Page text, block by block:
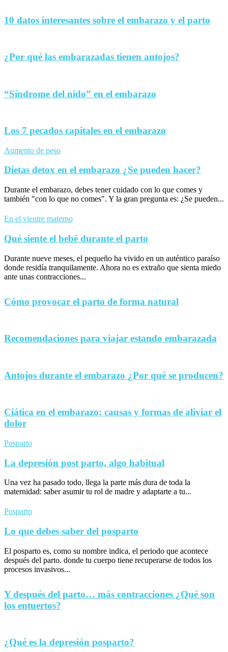
10 datos interesantes sobre el embarazo y el parto
¿Por qué las embarazadas tienen antojos?
“Síndrome del nido” en el embarazo
Los 7 pecados capitales en el embarazo
Aumento de peso
Dietas detox en el embarazo ¿Se pueden hacer?
Durante el embarazo, debes tener cuidado con lo que comes y
también "con lo que no comes". Y la gran pregunta es: ¿Se pueden...
En el vientre materno
Qué siente el bebé durante el parto
Durante nueve meses, el pequeño ha vivido en un auténtico paraíso
donde residía tranquilamente. Ahora no es extraño que sienta miedo
ante unas contracciones...
Cómo provocar el parto de forma natural
Recomendaciones para viajar estando embarazada
Antojos durante el embarazo ¿Por qué se producen?
Ciática en el embarazo: causas y formas de aliviar el
dolor
Posparto
La depresión post parto, algo habitual
Una vez ha pasado todo, llega la parte más dura de toda la
maternidad: saber asumir tu rol de madre y adaptarte a tu...
Posparto
Lo que debes saber del posparto
El posparto es, como su nombre indica, el periodo que acontece
después del parto. donde tu cuerpo tiene recuperarse de todos los
procesos invasivos...
Y después del parto… más contracciones ¿Qué son
los entuertos?
¿Qué es la depresión posparto?